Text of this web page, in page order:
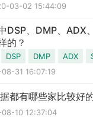
03-02 15:44:09
DSP、DMP、ADX
的？
DSP DMP ADX
31 16:07:19
都有哪些家比较好
08-10 12:37:04